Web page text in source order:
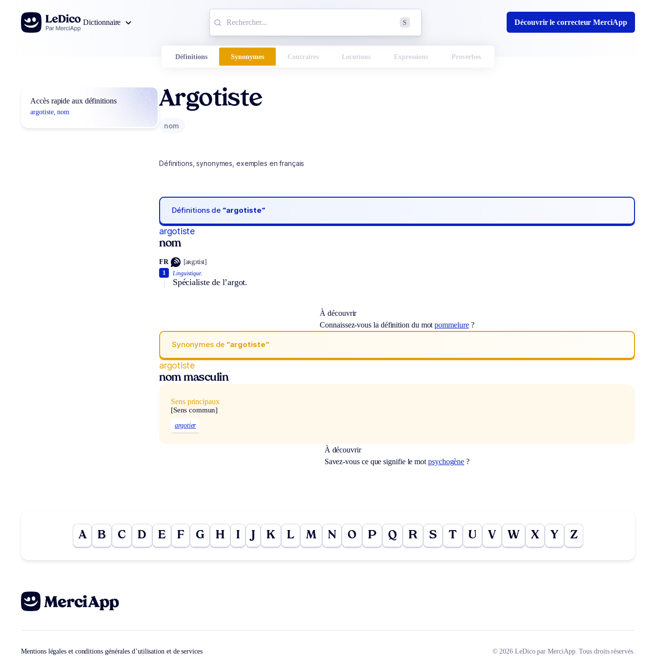
Aller au contenu
Dictionnaire
S Découvrir le correcteur MerciApp
Définitions Synonymes Contraires Locutions Expressions Proverbes
Accès rapide aux définitions
argotiste, nom
Argotiste
nom
Définitions, synonymes, exemples en français
Définitions de “argotiste“
argotiste
nom
FR [aʀgɔtist]
Linguistique.
Spécialiste de l’argot.
1
À découvrir
Connaissez-vous la définition du motpommelure?
Synonymes de “argotiste“
argotiste
nom masculin
Sens principaux
[Sens commun]
argotier
À découvrir
Savez-vous ce que signifie le mot psychogène ?
A B C D E F G H I J K L M N O P Q R S T U V W X Y Z
Mentions légales et conditions générales d’utilisation et de services © 2026 LeDico par MerciApp. Tous droits réservés.